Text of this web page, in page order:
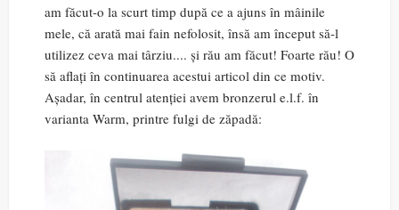
am făcut-o la scurt timp după ce a ajuns în mâinile
mele, că arată mai fain nefolosit, însă am început să-l
utilizez ceva mai târziu.... și rău am făcut! Foarte rău! O
să aflați în continuarea acestui articol din ce motiv.
Așadar, în centrul atenției avem bronzerul e.l.f. în
varianta Warm, printre fulgi de zăpadă: